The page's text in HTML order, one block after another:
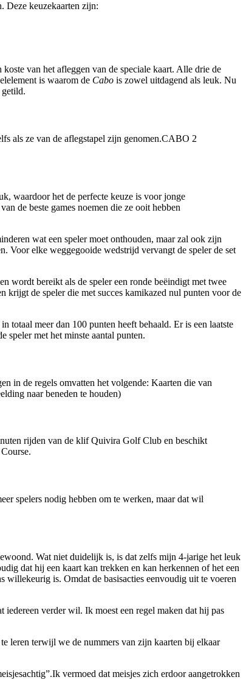
Deze keuzekaarten zijn:
van het afleggen van de speciale kaart. Alle drie de
is waarom de Cabo is zowel uitdagend als leuk. Nu
getild.
als ze van de aflegstapel zijn genomen.CABO 2
waardoor het de perfecte keuze is voor jonge
de beste games noemen die ze ooit hebben
wat een speler moet onthouden, maar zal ook zijn
Voor elke weggegooide wedstrijd vervangt de speler de set
wordt bereikt als de speler een ronde beëindigt met twee
krijgt de speler die met succes kamikazed nul punten voor de
totaal meer dan 100 punten heeft behaald. Er is een laatste
speler met het minste aantal punten.
in de regels omvatten het volgende: Kaarten die van
naar beneden te houden)
rijden van de klif Quivira Golf Club en beschikt
spelers nodig hebben om te werken, maar dat wil
Wat niet duidelijk is, is dat zelfs mijn 4-jarige het leuk
dat hij een kaart kan trekken en kan herkennen of het een
willekeurig is. Omdat de basisacties eenvoudig uit te voeren
iedereen verder wil. Ik moest een regel maken dat hij pas
leren terwijl we de nummers van zijn kaarten bij elkaar
vermoed dat meisjes zich erdoor aangetrokken